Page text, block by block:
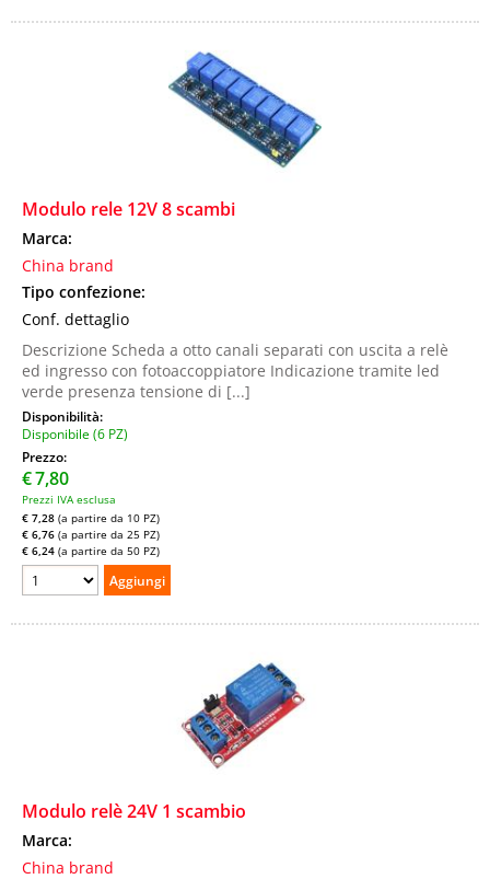
Modulo rele 12V 8 scambi
Marca:
China brand
Tipo confezione:
Conf. dettaglio
Descrizione Scheda a otto canali separati con uscita a relè
ed ingresso con fotoaccoppiatore Indicazione tramite led
verde presenza tensione di [...]
Disponibilità:
Disponibile (6 PZ)
Prezzo:
€7,80
Prezzi IVA esclusa
€ 7,28 (a partire da 10 PZ)
€ 6,76 (a partire da 25 PZ)
€ 6,24 (a partire da 50 PZ)
Modulo relè 24V 1 scambio
Marca:
China brand